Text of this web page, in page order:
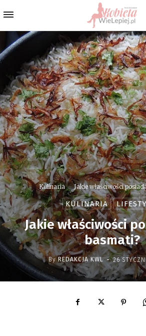
Kulinaria Jakie właściwości
KULINARIA
Jakie właściwości
basmati?
By REDAKCJA KWL - 26